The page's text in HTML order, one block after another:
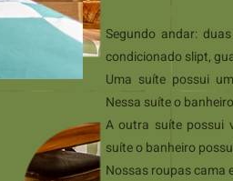
Segundo andar:
condicionado slipt,
Uma suíte possui
Nessa suíte o
A outra suíte possui
suíte o banheiro
Nossas roupas cama